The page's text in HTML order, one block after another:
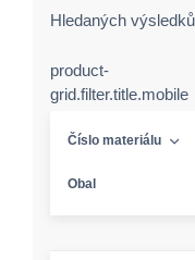
Hledaných výsledků
product-
grid.filter.title.mobile
Číslo materiálu
Obal